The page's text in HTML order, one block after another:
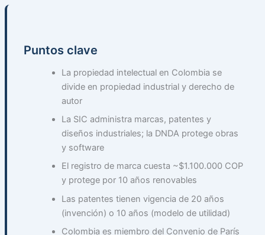
Puntos clave
La propiedad intelectual en Colombia se
divide en propiedad industrial y derecho de
autor
La SIC administra marcas, patentes y
diseños industriales; la DNDA protege obras
y software
El registro de marca cuesta ~$1.100.000 COP
y protege por 10 años renovables
Las patentes tienen vigencia de 20 años
(invención) o 10 años (modelo de utilidad)
Colombia es miembro del Convenio de París